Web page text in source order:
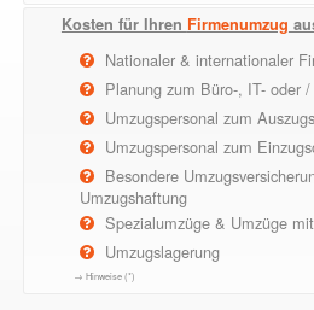
Kosten für Ihren Firmenumzug
Nationaler & internationaler
Planung zum Büro-, IT- oder
Umzugspersonal zum
Umzugspersonal zum
Besondere
Umzugshaftung
Spezialumzüge & Umzüge
Umzugslagerung
→ Hinweise (*)